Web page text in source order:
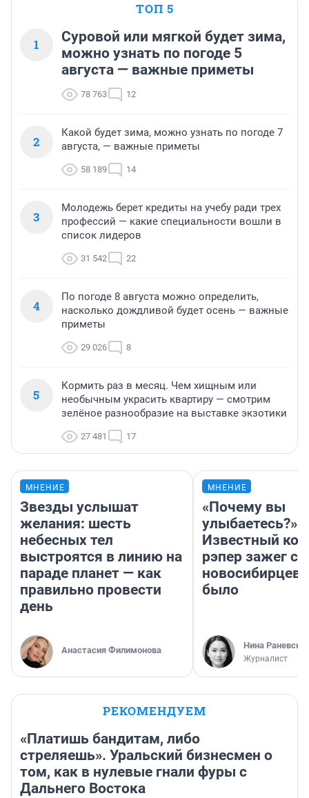
ТОП 5
1
Суровой или мягкой будет зима,
можно узнать по погоде 5
августа — важные приметы
78 763 12
2
Какой будет зима, можно узнать по погоде 7
августа, — важные приметы
58 189 14
3
Молодежь берет кредиты на учебу ради трех
профессий — какие специальности вошли в
список лидеров
31 542 22
4
По погоде 8 августа можно определить,
насколько дождливой будет осень — важные
приметы
29 026 8
5
Кормить раз в месяц. Чем хищным или
необычным украсить квартиру — смотрим
зелёное разнообразие на выставке экзотики
27 481 17
МНЕНИЕ
Звезды услышат
желания: шесть
небесных тел
выстроятся в линию на
параде планет — как
правильно провести
день
Анастасия Филимонова
МНЕНИЕ
«Почему вы
улыбаетесь?»
Известный
рэпер зажег с
новосибирцев:
было
Нина
Журналист
РЕКОМЕНДУЕМ
«Платишь бандитам, либо
стреляешь». Уральский бизнесмен о
том, как в нулевые гнали фуры с
Дальнего Востока